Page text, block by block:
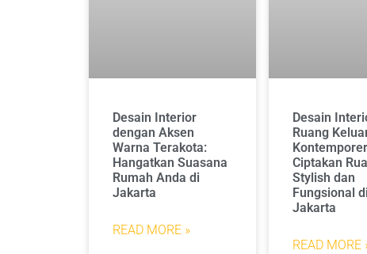
Desain Interior
dengan Aksen
Warna Terakota:
Hangatkan Suasana
Rumah Anda di
Jakarta
READ MORE »
Desain
Ruang
Ciptakan
Stylish dan
Fungsional di
Jakarta
READ MORE